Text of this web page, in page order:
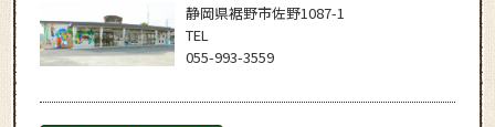
静岡県裾野市佐野1087-1
TEL
055-993-3559